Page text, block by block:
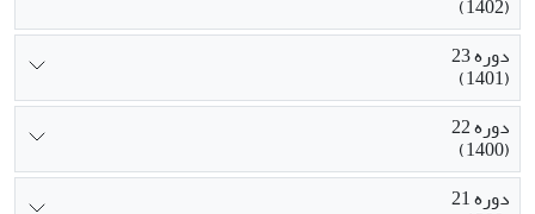
(1402)
دوره 23
(1401)
دوره 22
(1400)
دوره 21